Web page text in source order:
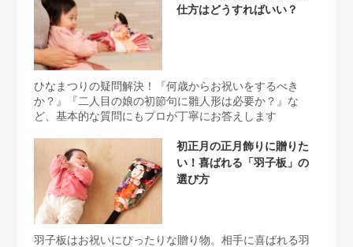
仕方はどうすればいい？
ひなまつりの疑問解決！『何歳からお祝いをするべき
か？』『二人目の娘の初節句に雛人形は必要か？』な
ど、基本的な質問にもプロが丁寧にお答えします
初正月の正月飾りに贈りた
い！喜ばれる「羽子板」の
選び方
羽子板はお祝いにぴったりな贈り物。相手に喜ばれる羽